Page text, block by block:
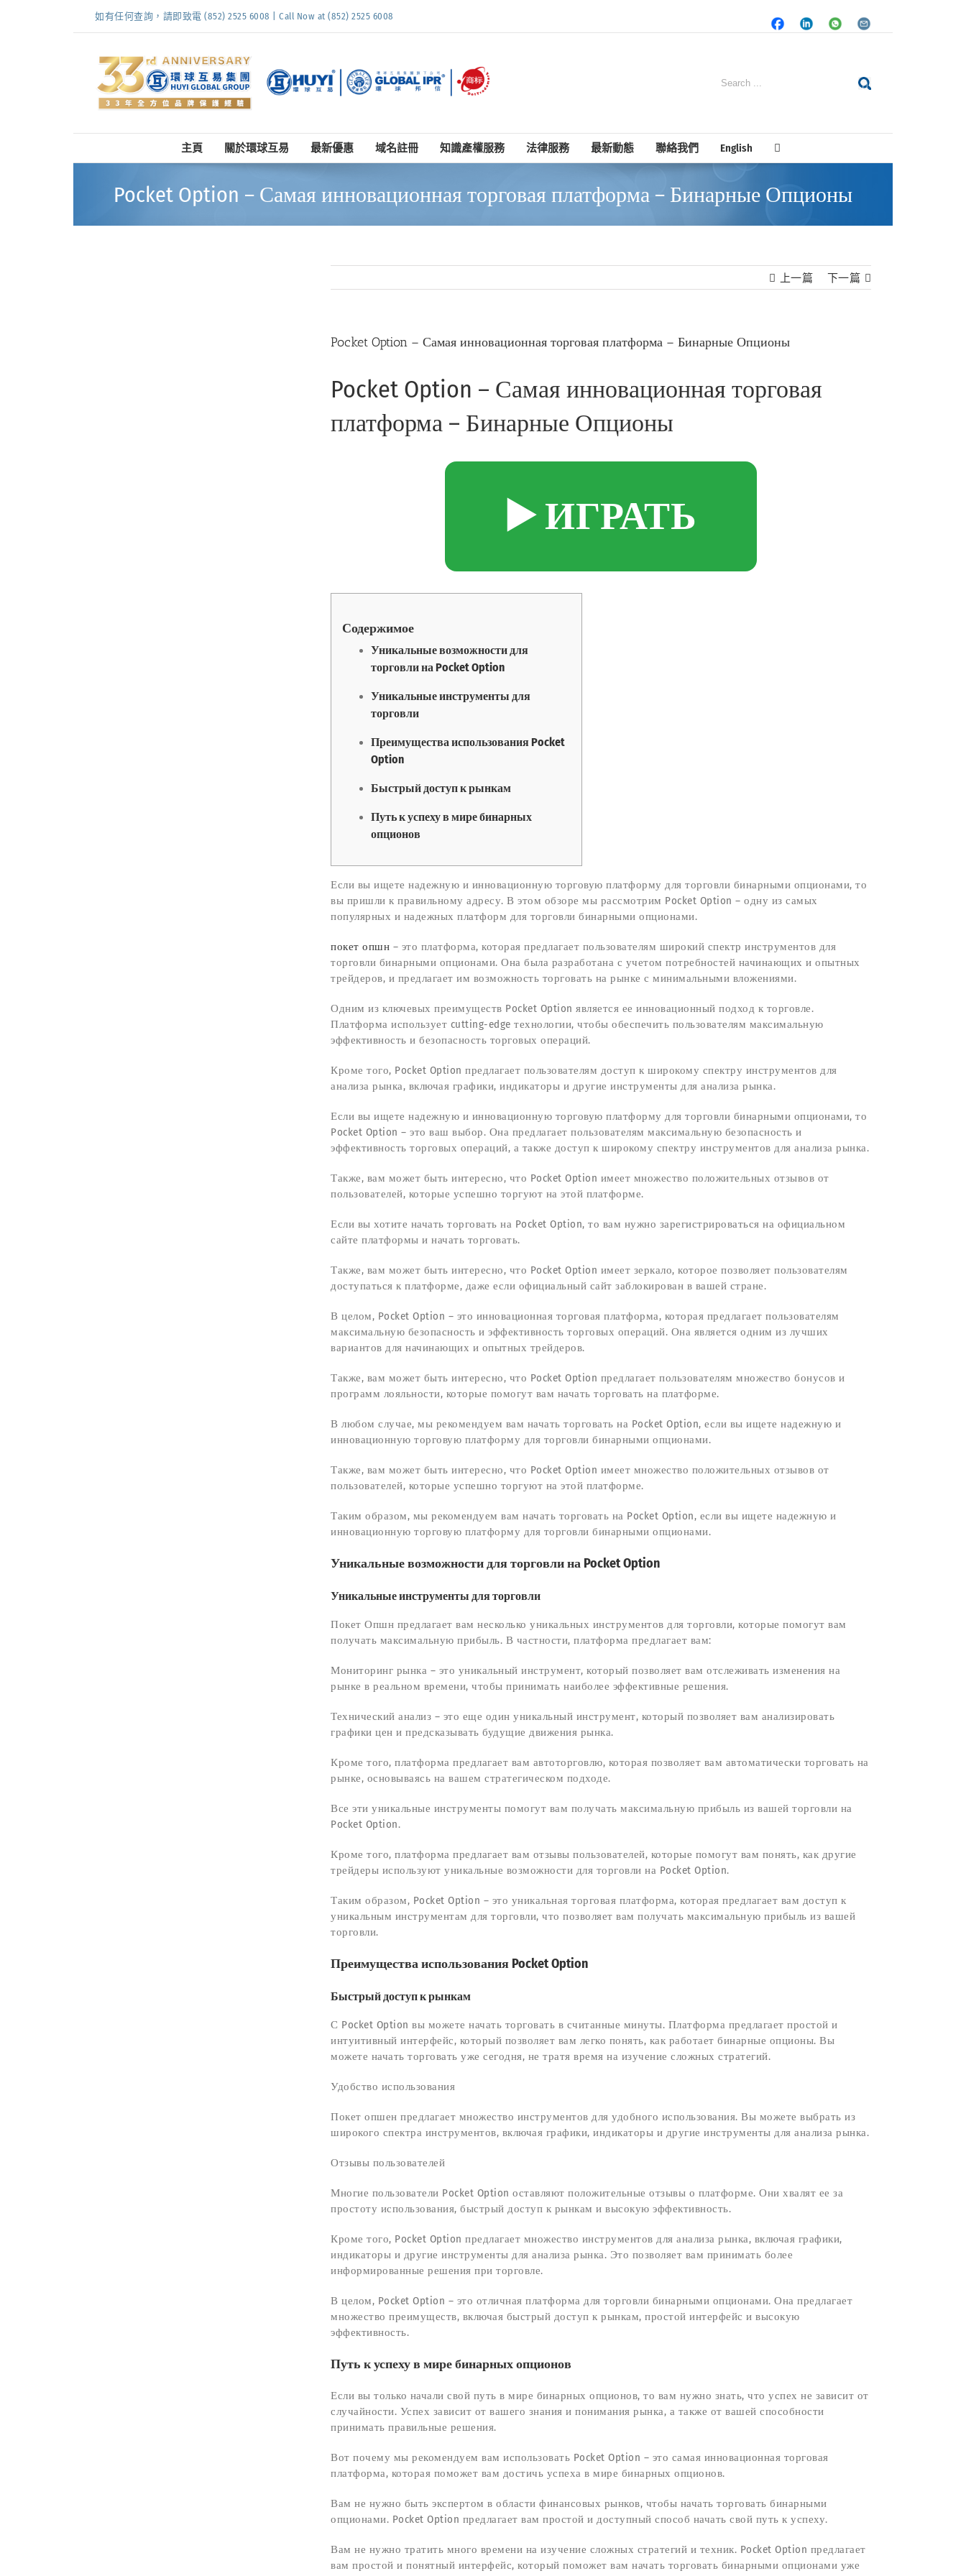
如有任何查詢，請即致電 (852) 2525 6008 | Call Now at (852) 2525 6008
FacebookLinkedInWhatsapp
Email
Search
主頁 關於環球互易 最新優惠 域名註冊 知識產權服務 法律服務 最新動態 聯絡我們 English
Pocket Option – Самая инновационная торговая платформа – Бинарные Опционы
上一篇 下一篇
Pocket Option – Самая инновационная торговая платформа – Бинарные Опционы
Pocket Option – Самая инновационная торговая
платформа – Бинарные Опционы
▶️ ИГРАТЬ
Содержимое
Уникальные возможности для
торговли на Pocket Option
Уникальные инструменты для
торговли
Преимущества использования Pocket
Option
Быстрый доступ к рынкам
Путь к успеху в мире бинарных
опционов
Если вы ищете надежную и инновационную торговую платформу для торговли бинарными опционами, то
вы пришли к правильному адресу. В этом обзоре мы рассмотрим Pocket Option – одну из самых
популярных и надежных платформ для торговли бинарными опционами.
покет опшн – это платформа, которая предлагает пользователям широкий спектр инструментов для
торговли бинарными опционами. Она была разработана с учетом потребностей начинающих и опытных
трейдеров, и предлагает им возможность торговать на рынке с минимальными вложениями.
Одним из ключевых преимуществ Pocket Option является ее инновационный подход к торговле.
Платформа использует cutting-edge технологии, чтобы обеспечить пользователям максимальную
эффективность и безопасность торговых операций.
Кроме того, Pocket Option предлагает пользователям доступ к широкому спектру инструментов для
анализа рынка, включая графики, индикаторы и другие инструменты для анализа рынка.
Если вы ищете надежную и инновационную торговую платформу для торговли бинарными опционами, то
Pocket Option – это ваш выбор. Она предлагает пользователям максимальную безопасность и
эффективность торговых операций, а также доступ к широкому спектру инструментов для анализа рынка.
Также, вам может быть интересно, что Pocket Option имеет множество положительных отзывов от
пользователей, которые успешно торгуют на этой платформе.
Если вы хотите начать торговать на Pocket Option, то вам нужно зарегистрироваться на официальном
сайте платформы и начать торговать.
Также, вам может быть интересно, что Pocket Option имеет зеркало, которое позволяет пользователям
доступаться к платформе, даже если официальный сайт заблокирован в вашей стране.
В целом, Pocket Option – это инновационная торговая платформа, которая предлагает пользователям
максимальную безопасность и эффективность торговых операций. Она является одним из лучших
вариантов для начинающих и опытных трейдеров.
Также, вам может быть интересно, что Pocket Option предлагает пользователям множество бонусов и
программ лояльности, которые помогут вам начать торговать на платформе.
В любом случае, мы рекомендуем вам начать торговать на Pocket Option, если вы ищете надежную и
инновационную торговую платформу для торговли бинарными опционами.
Также, вам может быть интересно, что Pocket Option имеет множество положительных отзывов от
пользователей, которые успешно торгуют на этой платформе.
Таким образом, мы рекомендуем вам начать торговать на Pocket Option, если вы ищете надежную и
инновационную торговую платформу для торговли бинарными опционами.
Уникальные возможности для торговли на Pocket Option
Уникальные инструменты для торговли
Покет Опшн предлагает вам несколько уникальных инструментов для торговли, которые помогут вам
получать максимальную прибыль. В частности, платформа предлагает вам:
Мониторинг рынка – это уникальный инструмент, который позволяет вам отслеживать изменения на
рынке в реальном времени, чтобы принимать наиболее эффективные решения.
Технический анализ – это еще один уникальный инструмент, который позволяет вам анализировать
графики цен и предсказывать будущие движения рынка.
Кроме того, платформа предлагает вам автоторговлю, которая позволяет вам автоматически торговать на
рынке, основываясь на вашем стратегическом подходе.
Все эти уникальные инструменты помогут вам получать максимальную прибыль из вашей торговли на
Pocket Option.
Кроме того, платформа предлагает вам отзывы пользователей, которые помогут вам понять, как другие
трейдеры используют уникальные возможности для торговли на Pocket Option.
Таким образом, Pocket Option – это уникальная торговая платформа, которая предлагает вам доступ к
уникальным инструментам для торговли, что позволяет вам получать максимальную прибыль из вашей
торговли.
Преимущества использования Pocket Option
Быстрый доступ к рынкам
С Pocket Option вы можете начать торговать в считанные минуты. Платформа предлагает простой и
интуитивный интерфейс, который позволяет вам легко понять, как работает бинарные опционы. Вы
можете начать торговать уже сегодня, не тратя время на изучение сложных стратегий.
Удобство использования
Покет опшен предлагает множество инструментов для удобного использования. Вы можете выбрать из
широкого спектра инструментов, включая графики, индикаторы и другие инструменты для анализа рынка.
Отзывы пользователей
Многие пользователи Pocket Option оставляют положительные отзывы о платформе. Они хвалят ее за
простоту использования, быстрый доступ к рынкам и высокую эффективность.
Кроме того, Pocket Option предлагает множество инструментов для анализа рынка, включая графики,
индикаторы и другие инструменты для анализа рынка. Это позволяет вам принимать более
информированные решения при торговле.
В целом, Pocket Option – это отличная платформа для торговли бинарными опционами. Она предлагает
множество преимуществ, включая быстрый доступ к рынкам, простой интерфейс и высокую
эффективность.
Путь к успеху в мире бинарных опционов
Если вы только начали свой путь в мире бинарных опционов, то вам нужно знать, что успех не зависит от
случайности. Успех зависит от вашего знания и понимания рынка, а также от вашей способности
принимать правильные решения.
Вот почему мы рекомендуем вам использовать Pocket Option – это самая инновационная торговая
платформа, которая поможет вам достичь успеха в мире бинарных опционов.
Вам не нужно быть экспертом в области финансовых рынков, чтобы начать торговать бинарными
опционами. Pocket Option предлагает вам простой и доступный способ начать свой путь к успеху.
Вам не нужно тратить много времени на изучение сложных стратегий и техник. Pocket Option предлагает
вам простой и понятный интерфейс, который поможет вам начать торговать бинарными опционами уже